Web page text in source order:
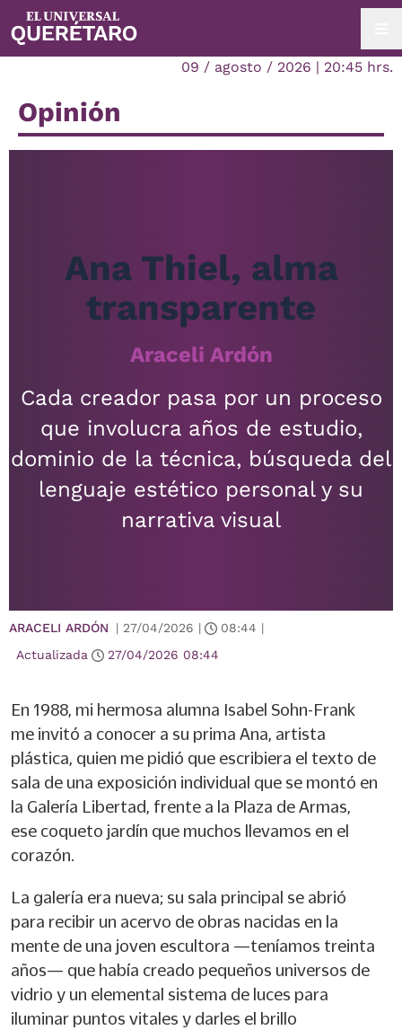
09 / agosto / 2026 | 20:45 hrs.
Opinión
Ana Thiel, alma
transparente
Araceli Ardón
Cada creador pasa por un proceso
que involucra años de estudio,
dominio de la técnica, búsqueda del
lenguaje estético personal y su
narrativa visual
ARACELI ARDÓN | 27/04/2026 | 08:44 |
Actualizada
27/04/2026 08:44
En 1988, mi hermosa alumna Isabel Sohn-Frank
me invitó a conocer a su prima Ana, artista
plástica, quien me pidió que escribiera el texto de
sala de una exposición individual que se montó en
la Galería Libertad, frente a la Plaza de Armas,
ese coqueto jardín que muchos llevamos en el
corazón.
La galería era nueva; su sala principal se abrió
para recibir un acervo de obras nacidas en la
mente de una joven escultora —teníamos treinta
años— que había creado pequeños universos de
vidrio y un elemental sistema de luces para
iluminar puntos vitales y darles el brillo